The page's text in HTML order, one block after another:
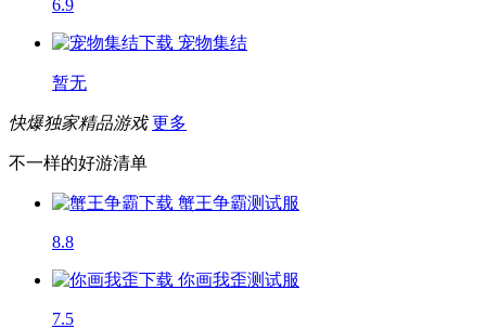
6.9
宠物集结
暂无
快爆独家精品游戏 更多
不一样的好游清单
蟹王争霸测试服
8.8
你画我歪测试服
7.5